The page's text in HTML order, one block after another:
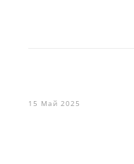
15 Май 2025